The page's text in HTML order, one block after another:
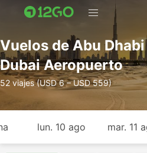
Vuelos de Abu
Dubai Aeropuerto
52 viajes (USD 6 – USD 559)
lun. 10 ago mar. 11